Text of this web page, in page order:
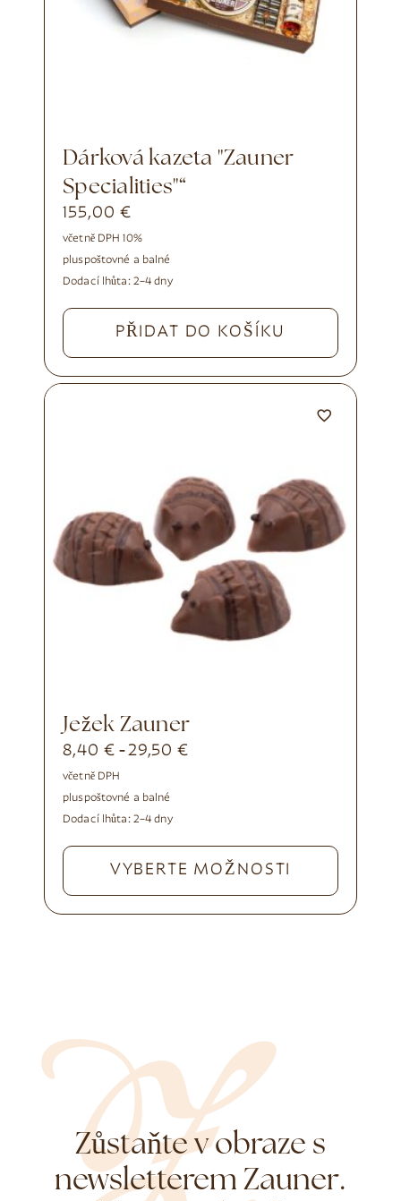
Dárková kazeta "Zauner
Specialities"“
155,00 €
včetně DPH 10%
pluspoštovné a balné
Dodací lhůta: 2–4 dny
PŘIDAT DO KOŠÍKU
Ježek Zauner
8,40 € -29,50€
včetně DPH
pluspoštovné a balné
Dodací lhůta: 2–4 dny
VYBERTE MOŽNOSTI
Zůstaňte v obraze s
newsletterem Zauner.